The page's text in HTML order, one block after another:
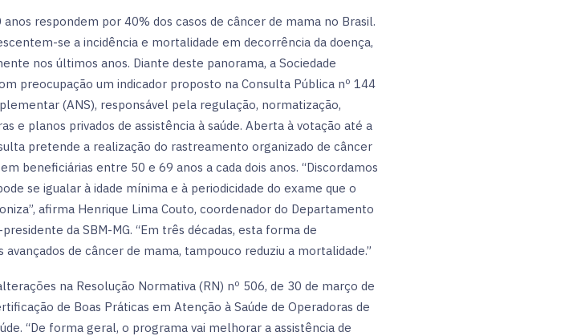
respondem por 40% dos casos de câncer de mama no Brasil.
se a incidência e mortalidade em decorrência da doença,
nos últimos anos. Diante deste panorama, a Sociedade
preocupação um indicador proposto na Consulta Pública nº 144
(ANS), responsável pela regulação, normatização,
e planos privados de assistência à saúde. Aberta à votação até a
pretende a realização do rastreamento organizado de câncer
beneficiárias entre 50 e 69 anos a cada dois anos. “Discordamos
se igualar à idade mínima e à periodicidade do exame que o
afirma Henrique Lima Couto, coordenador do Departamento
da SBM-MG. “Em três décadas, esta forma de
de câncer de mama, tampouco reduziu a mortalidade.”
na Resolução Normativa (RN) nº 506, de 30 de março de
de Boas Práticas em Atenção à Saúde de Operadoras de
“De forma geral, o programa vai melhorar a assistência de